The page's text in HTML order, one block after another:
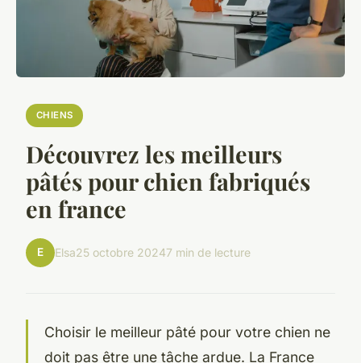
CHIENS
Découvrez les meilleurs
pâtés pour chien fabriqués
en france
E Elsa25 octobre 20247 min de lecture
Choisir le meilleur pâté pour votre chien ne
doit pas être une tâche ardue. La France